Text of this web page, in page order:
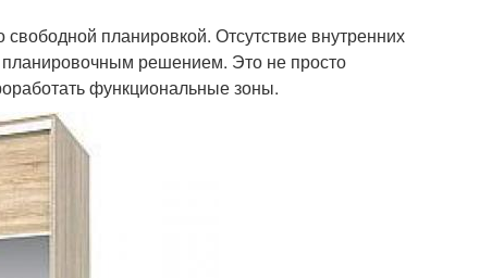
планировкой. Отсутствие внутренних
планировочным решением. Это не просто
функциональные зоны.